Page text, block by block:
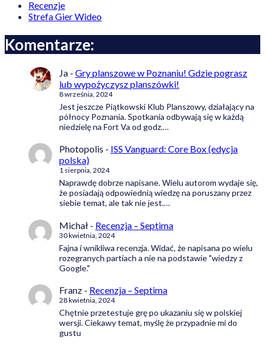
Recenzje
Strefa Gier Wideo
Komentarze:
Ja - Gry planszowe w Poznaniu! Gdzie pograsz
lub wypożyczysz planszówki!
8 września, 2024
Jest jeszcze Piątkowski Klub Planszowy, działający na
północy Poznania. Spotkania odbywają się w każdą
niedzielę na Fort Va od godz.…
Photopolis - ISS Vanguard: Core Box (edycja
polska)
1 sierpnia, 2024
Naprawdę dobrze napisane. Wielu autorom wydaje się,
że posiadają odpowiednią wiedzę na poruszany przez
siebie temat, ale tak nie jest.…
Michał - Recenzja – Septima
30 kwietnia, 2024
Fajna i wnikliwa recenzja. Widać, że napisana po wielu
rozegranych partiach a nie na podstawie "wiedzy z
Google."
Franz - Recenzja – Septima
28 kwietnia, 2024
Chętnie przetestuje grę po ukazaniu się w polskiej
wersji. Ciekawy temat, myślę że przypadnie mi do
gustu